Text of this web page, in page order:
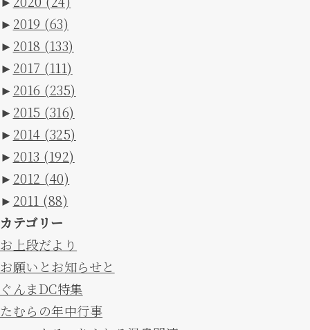
► 2019 (63)
► 2018 (133)
► 2017 (111)
► 2016 (235)
► 2015 (316)
► 2014 (325)
► 2013 (192)
► 2012 (40)
► 2011 (88)
カテゴリー
お上段だより
お願いとお知らせと
ぐんまDC特集
たむらの年中行事